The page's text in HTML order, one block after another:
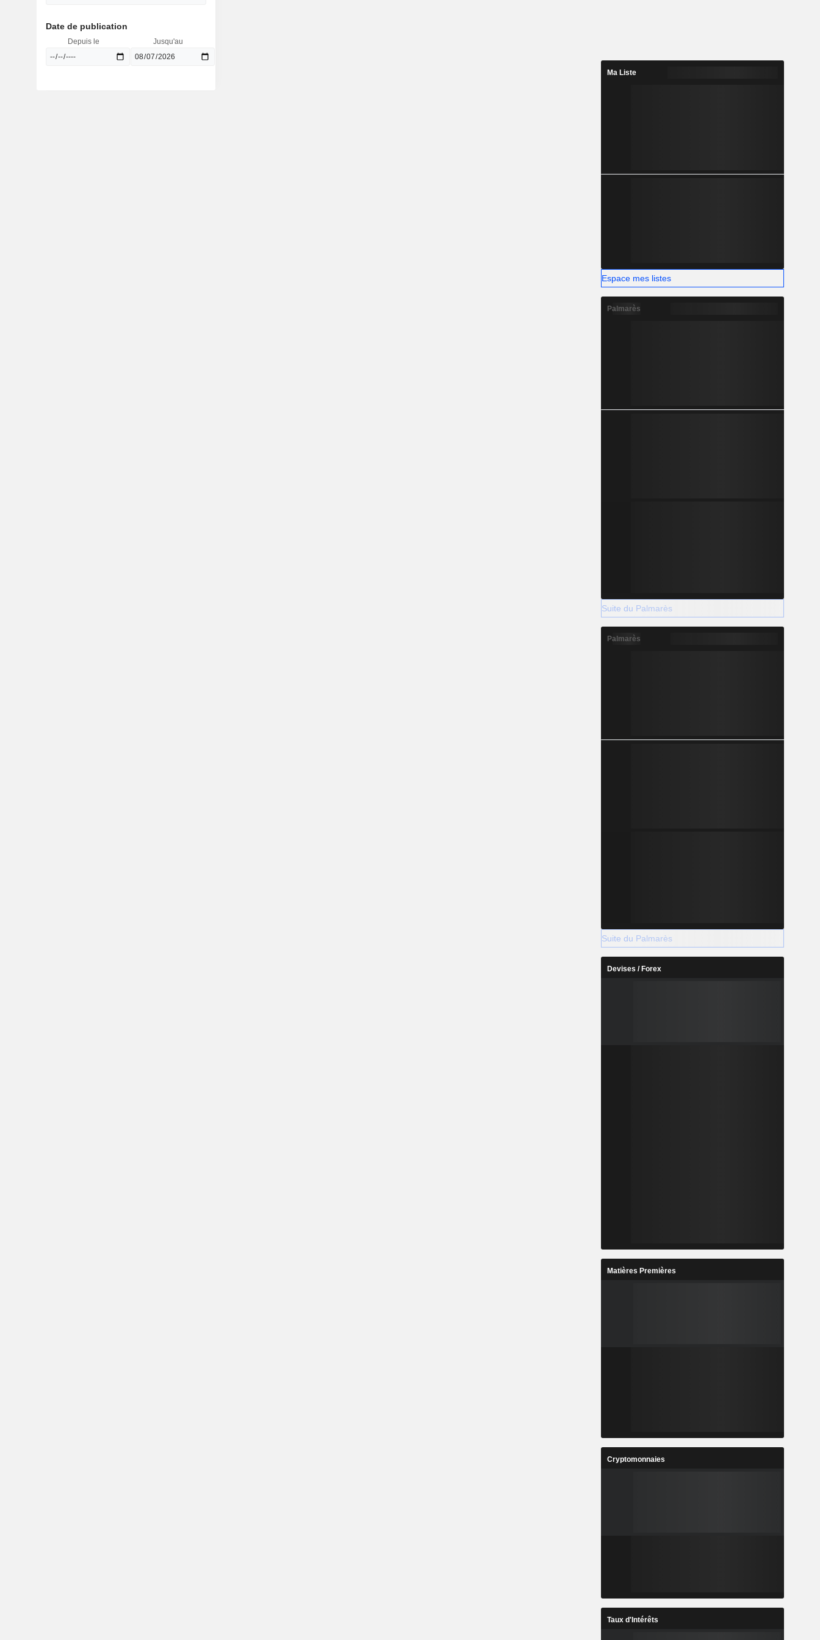
Date de publication
Depuis le Jusqu'au
Ma Liste
Espace mes listes
Palmarès
Suite du Palmarès
Palmarès
Suite du Palmarès
Devises / Forex
Matières Premières
Cryptomonnaies
Taux d'Intérêts